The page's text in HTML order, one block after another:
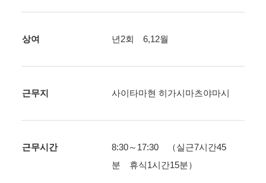
상여 년2회 6,12월
근무지 사이타마현 히가시마츠야마시
근무시간
8:30～17:30 （실근7시간45
분 휴식1시간15분）